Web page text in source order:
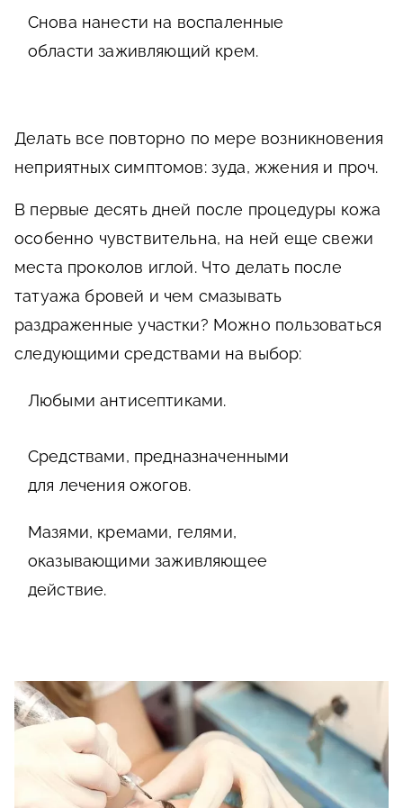
Снова нанести на воспаленные
области заживляющий крем.
Делать все повторно по мере возникновения
неприятных симптомов: зуда, жжения и проч.
В первые десять дней после процедуры кожа
особенно чувствительна, на ней еще свежи
места проколов иглой. Что делать после
татуажа бровей и чем смазывать
раздраженные участки? Можно пользоваться
следующими средствами на выбор:
Любыми антисептиками.
Средствами, предназначенными
для лечения ожогов.
Мазями, кремами, гелями,
оказывающими заживляющее
действие.